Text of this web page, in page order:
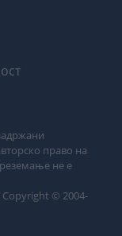
право на
не е
Copyright © 2004-